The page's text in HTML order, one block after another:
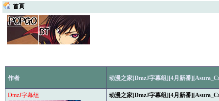
作者 动漫之家[DmzJ字幕组][4月新番
DmzJ字幕组 动漫之家[DmzJ字幕组][4月新番